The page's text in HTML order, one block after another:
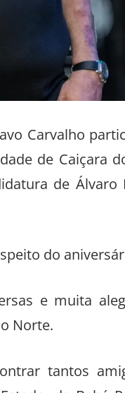
Carvalho
de Caiçara
de
do
e muita
Norte.
tantos